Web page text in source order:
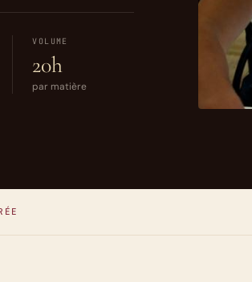
VOLUME
20h
par matière